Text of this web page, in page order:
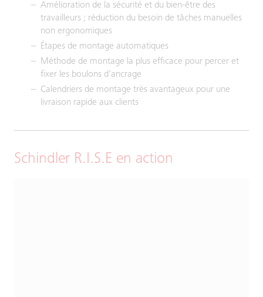
Amélioration de la sécurité et du bien-être des
travailleurs ; réduction du besoin de tâches manuelles
non ergonomiques
Étapes de montage automatiques
Méthode de montage la plus efficace pour percer et
fixer les boulons d'ancrage
Calendriers de montage très avantageux pour une
livraison rapide aux clients
Schindler R.I.S.E en action